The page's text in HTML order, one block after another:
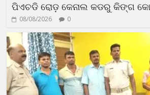
ପିଏଚଡି ରୋଡ଼ କେନାଲ କଡରୁ କିଙ୍ଗ
08/08/2026 0